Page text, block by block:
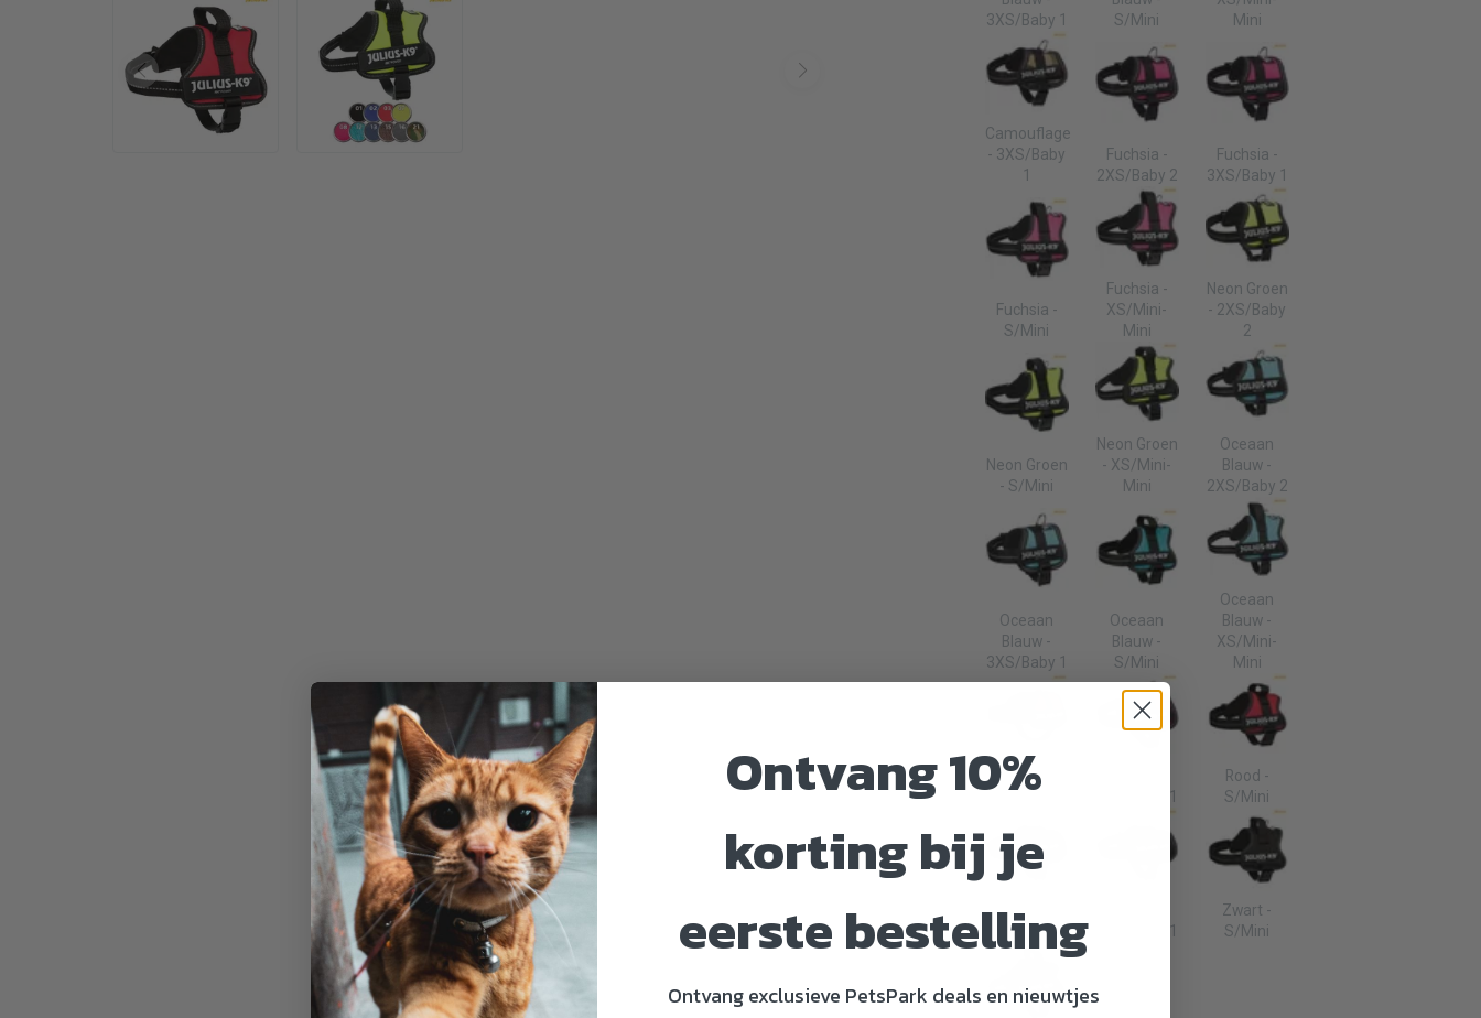
3XS/Baby 1
S/Mini
Mini
Camouflage
- 3XS/Baby
1
Fuchsia -
2XS/Baby 2
Fuchsia -
3XS/Baby 1
Fuchsia -
S/Mini
Fuchsia -
XS/Mini-
Mini
Neon Groen
- 2XS/Baby
2
Neon Groen
- S/Mini
Neon Groen
- XS/Mini-
Mini
Oceaan
Blauw -
2XS/Baby 2
Oceaan
Blauw -
3XS/Baby 1
Oceaan
Blauw -
S/Mini
Oceaan
Blauw -
XS/Mini-
Mini
Rood -
3XS/Baby 1
Rood -
S/Mini
Zwart -
2XS/Baby 2
3XS/Baby 1
Zwart -
S/Mini
Ontvang 10%
korting bij je
eerste bestelling
Ontvang exclusieve PetsPark deals en nieuwtjes